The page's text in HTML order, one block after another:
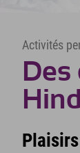
Activités